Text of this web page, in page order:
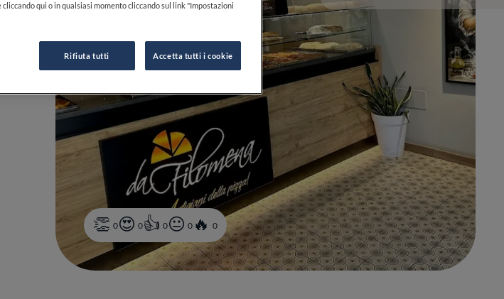
0 0 0 0 0
qui o in qualsiasi momento cliccando sul link "Impostazioni
Rifiuta tutti Accetta tutti i cookie